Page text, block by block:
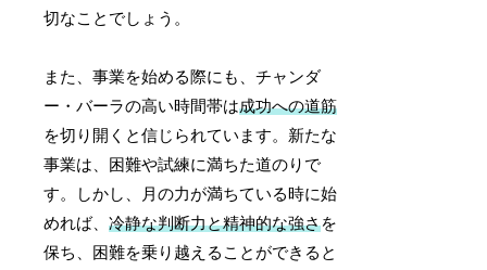
切なことでしょう。
また、事業を始める際にも、チャンダ
ー・バーラの高い時間帯は成功への道筋
を切り開くと信じられています。新たな
事業は、困難や試練に満ちた道のりで
す。しかし、月の力が満ちている時に始
めれば、冷静な判断力と精神的な強さを
保ち、困難を乗り越えることができると